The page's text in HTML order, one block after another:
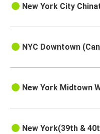
New York City
NYC Downtown
New York Midtown
New York(39th &